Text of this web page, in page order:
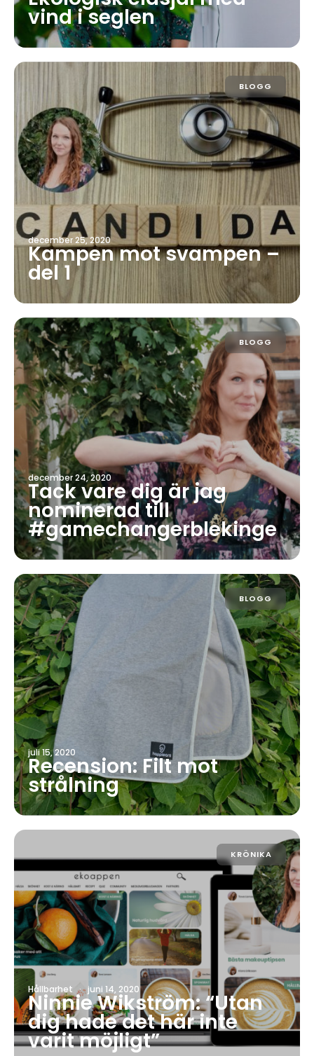
vind i seglen
BLOGG
december 25, 2020
Kampen mot svampen –
del 1
BLOGG
december 24, 2020
Tack vare dig är jag
nominerad till
#gamechangerblekinge
BLOGG
juli 15, 2020
Recension: Filt mot
strålning
KRÖNIKA
Hållbarhet · juni 14, 2020
Ninnie Wikström: “Utan
dig hade det här inte
varit möjligt”